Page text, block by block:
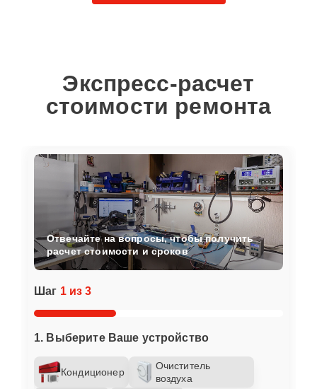
Экспресс-расчет
стоимости ремонта
Шаг 1 из 3
1. Выберите Ваше устройство
Кондиционер
Очиститель
воздуха
Отвечайте на вопросы, чтобы получить
расчет стоимости и сроков